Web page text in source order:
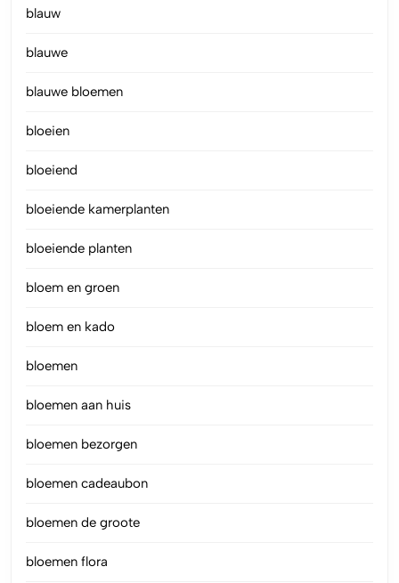
blauw
blauwe
blauwe bloemen
bloeien
bloeiend
bloeiende kamerplanten
bloeiende planten
bloem en groen
bloem en kado
bloemen
bloemen aan huis
bloemen bezorgen
bloemen cadeaubon
bloemen de groote
bloemen flora